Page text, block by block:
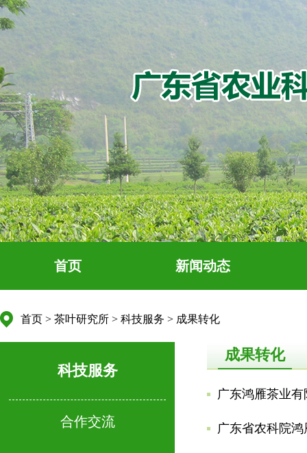
首页 新闻动态
首页 > 茶叶研究所 > 科技服务 > 成果转化
科技服务
合作交流
成果转化
广东鸿雁茶业有
广东省农科院